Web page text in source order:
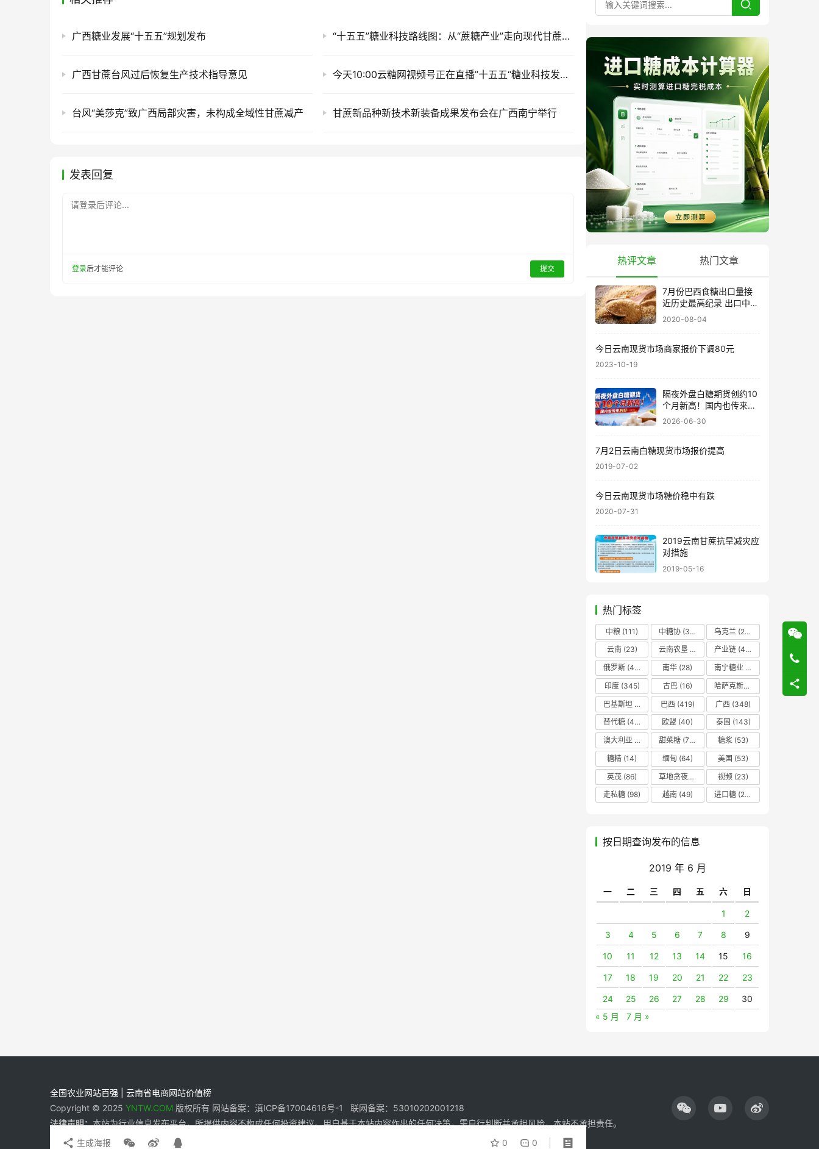
0 0
生成海报
广西糖业发展“十五五”规划发布 “十五五”糖业科技路线图：从“蔗糖产业”走向现代甘蔗产业
广西甘蔗台风过后恢复生产技术指导意见 今天10:00云糖网视频号正在直播”十五五“糖业科技发展思考……
台风“美莎克”致广西局部灾害，未构成全域性甘蔗减产 甘蔗新品种新技术新装备成果发布会在广西南宁举行
发表回复
请登录后评论...
登录后才能评论 提交
热评文章 热门文章
7月份巴西食糖出口量接
近历史最高纪录 出口中国
超40万吨
2020-08-04
今日云南现货市场商家报价下调80元
2023-10-19
隔夜外盘白糖期货创约10
个月新高！国内也传来利
好……
2026-06-30
7月2日云南白糖现货市场报价提高
2019-07-02
今日云南现货市场糖价稳中有跌
2020-07-31
2019云南甘蔗抗旱减灾应
对措施
2019-05-16
热门标签
中粮 (111) 中糖协 (37) 乌克兰 (20)
云南(23) 云南农垦 产业链 (42)
俄罗斯 (43) 南华 (28) 南宁糖业
印度(345) 古巴(16) 哈萨克斯坦
巴基斯坦
巴西(419) 广西 (348)
替代糖 (48) 欧盟 (40) 泰国 (143)
澳大利亚
甜菜糖 (70) 糖浆 (53)
糖精 (14) 缅甸 (64) 美国 (53)
英茂 (86) 草地贪夜蛾 视频 (23)
走私糖 (98) 越南(49) 进口糖 (236)
按日期查询发布的信息
2019 年 6 月
一 二 三 四 五 六 日
1 2
3 4 5 6 7 8 9
10 11 12 13 14 15 16
17 18 19 20 21 22 23
24 25 26 27 28 29
30
« 5 月
7 月 »
全国农业网站百强 | 云南省电商网站价值榜
Copyright © 2025 YNTW.COM 版权所有 网站备案：滇ICP备17004616号-1 联网备案：53010202001218
法律声明：本站为行业信息发布平台，所提供内容不构成任何投资建议。用户基于本站内容作出的任何决策，需自行判断并承担风险，本站不承担责任。